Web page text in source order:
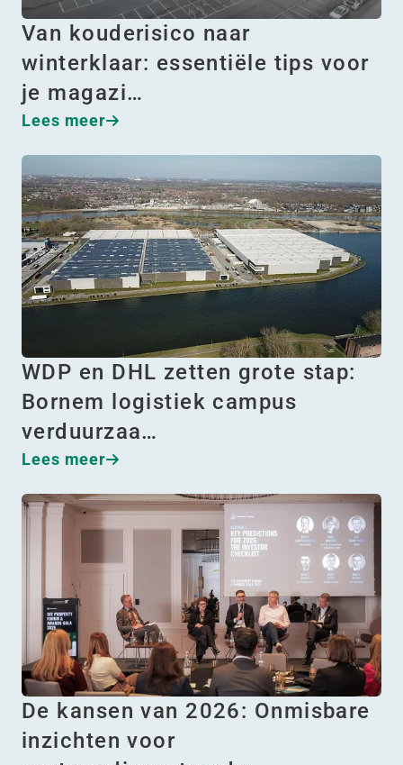
Van kouderisico naar
winterklaar: essentiële tips voor
je magazi…
Lees meer
WDP en DHL zetten grote stap:
Bornem logistiek campus
verduurzaa…
Lees meer
De kansen van 2026: Onmisbare
inzichten voor